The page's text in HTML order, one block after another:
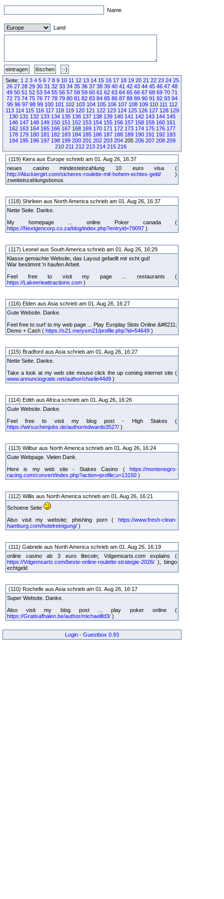
Name
Land
Seite: 1 2 3 4 5 6 7 8 9 10 11 12 13 14 15 16 17 18 19 20 21 22 23 24 25
26 27 28 29 30 31 32 33 34 35 36 37 38 39 40 41 42 43 44 45 46 47 48
49 50 51 52 53 54 55 56 57 58 59 60 61 62 63 64 65 66 67 68 69 70 71
72 73 74 75 76 77 78 79 80 81 82 83 84 85 86 87 88 89 90 91 92 93 94
95 96 97 98 99 100 101 102 103 104 105 106 107 108 109 110 111 112
113 114 115 116 117 118 119 120 121 122 123 124 125 126 127 128 129
130 131 132 133 134 135 136 137 138 139 140 141 142 143 144 145
146 147 148 149 150 151 152 153 154 155 156 157 158 159 160 161
162 163 164 165 166 167 168 169 170 171 172 173 174 175 176 177
178 179 180 181 182 183 184 185 186 187 188 189 190 191 192 193
194 195 196 197 198 199 200 201 202 203 204205 206 207 208 209
210 211 212 213 214 215 216
(119) Kiera aus Europe schrieb am 01. Aug 26, 16:37
neues casino mindesteinzahlung 10 euro visa (
http://Aluckiergirl.com/sicheres-roulette-mit-hohem-echtes-geld/ )
zweiteinzahlungsbonus
(118) Shirleen aus North America schrieb am 01. Aug 26, 16:37
Nette Seite. Danke.
My homepage ... online Poker canada (
https://Nextgencorp.co.za/blog/index.php?entryid=79097 )
(117) Leonel aus South America schrieb am 01. Aug 26, 16:29
Klasse gemachte Website, das Layout gefaellt mir echt gut!
War bestimmt 'n haufen Arbeit.
Feel free to visit my page ... restaurants (
https://Lakeerieattractions.com )
(116) Elden aus Asia schrieb am 01. Aug 26, 16:27
Gute Website. Danke.
Feel free to surf to my web page ... Play Evoplay Slots Online &#8211;
Demo + Cash ( https://s21.me/ysm21/profile.php?id=54649 )
(115) Bradford aus Asia schrieb am 01. Aug 26, 16:27
Nette Seite. Danke.
Take a look at my web site mouse click the up coming internet site (
www.annunciogratis.net/author/charlie44d9 )
(114) Edith aus Africa schrieb am 01. Aug 26, 16:26
Gute Website. Danke.
Feel free to visit my blog post - High Stakes (
https://wirsuchenjobs.de/author/edwardo3527/ )
(113) Wilbur aus North America schrieb am 01. Aug 26, 16:24
Gute Webpage. Vielen Dank.
Here is my web site - Stakes Casino ( https://montenegro-
racing.com/convert/index.php?action=profile;u=13150 )
(112) Willis aus North America schrieb am 01. Aug 26, 16:21
Schoene Seite
Also visit my website; phishing porn ( https://www.fresh-clean-
hamburg.com/hotelreinigung/ )
(111) Gabriele aus North America schrieb am 01. Aug 26, 16:19
online casino ab 3 euro litecoin; Vdgemsarts.com explains (
https://Vdgemsarts.com/beste-online-roulette-strategie-2026/ ), bingo
echtgeld
(110) Rochelle aus Asia schrieb am 01. Aug 26, 16:17
Super Website. Danke.
Also visit my blog post ... play poker online (
https://Gratisafhalen.be/author/michaelifd3/ )
Login - Guestbox 0.93